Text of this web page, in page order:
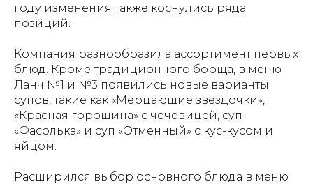
году изменения также коснулись ряда
позиций.
Компания разнообразила ассортимент первых
блюд. Кроме традиционного борща, в меню
Ланч №1 и №3 появились новые варианты
супов, такие как «Мерцающие звездочки»,
«Красная горошина» с чечевицей, суп
«Фасолька» и суп «Отменный» с кус-кусом и
яйцом.
Расширился выбор основного блюда в меню